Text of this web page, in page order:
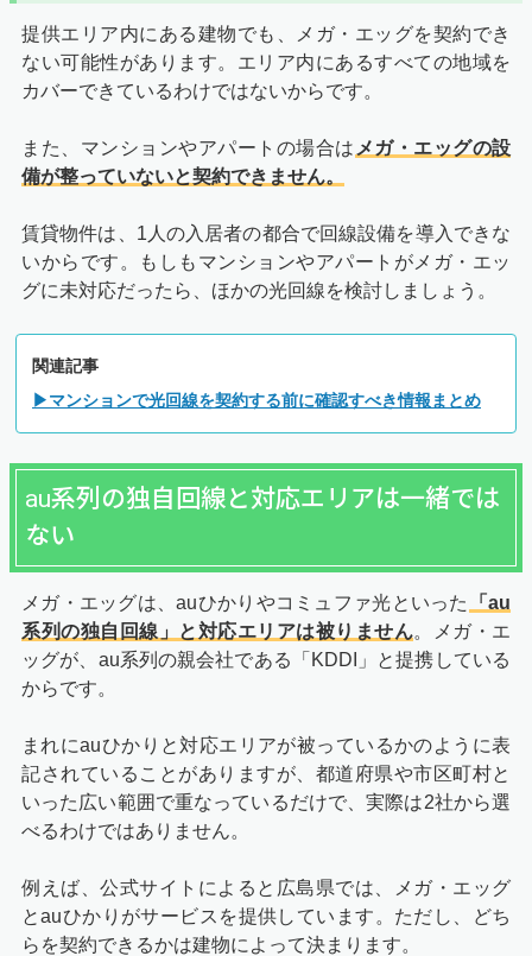
提供エリア内にある建物でも、メガ・エッグを契約でき
ない可能性があります。エリア内にあるすべての地域を
カバーできているわけではないからです。
また、マンションやアパートの場合は メガ・エッグの設
備が整っていないと契約できません。
賃貸物件は、1人の入居者の都合で回線設備を導入できな
いからです。もしもマンションやアパートがメガ・エッ
グに未対応だったら、ほかの光回線を検討しましょう。
関連記事
▶マンションで光回線を契約する前に確認すべき情報まとめ
au系列の独自回線と対応エリアは一緒では
ない
メガ・エッグは、auひかりやコミュファ光といった
「au
系列の独自回線」と対応エリアは被りません。メガ・エ
ッグが、au系列の親会社である「KDDI」と提携している
からです。
まれにauひかりと対応エリアが被っているかのように表
記されていることがありますが、都道府県や市区町村と
いった広い範囲で重なっているだけで、実際は2社から選
べるわけではありません。
例えば、公式サイトによると広島県では、メガ・エッグ
とauひかりがサービスを提供しています。ただし、どち
らを契約できるかは建物によって決まります。